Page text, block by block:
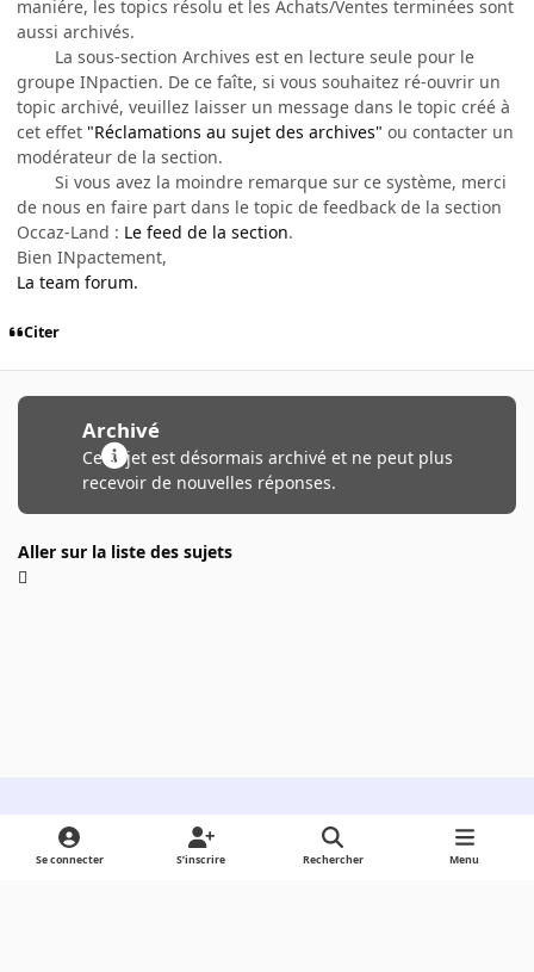
maniére, les topics résolu et les Achats/Ventes terminées sont
aussi archivés.
La sous-section Archives est en lecture seule pour le
groupe INpactien. De ce faîte, si vous souhaitez ré-ouvrir un
topic archivé, veuillez laisser un message dans le topic créé à
cet effet "Réclamations au sujet des archives" ou contacter un
modérateur de la section.
Si vous avez la moindre remarque sur ce système, merci
de nous en faire part dans le topic de feedback de la section
Occaz-Land : Le feed de la section.
Bien INpactement,
La team forum.
Citer
Archivé
Ce sujet est désormais archivé et ne peut plus
recevoir de nouvelles réponses.
Aller sur la liste des sujets
Light ModeDark ModeSystem Preference
Se connecter S’inscrire Rechercher Menu